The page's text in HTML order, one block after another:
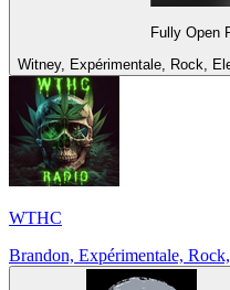
Fully Open
Witney, Expérimentale, Rock,
WTHC
Brandon, Expérimentale,